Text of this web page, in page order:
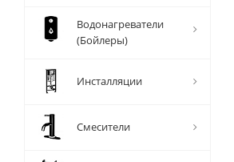
Водонагреватели
(Бойлеры)
Инсталляции
Смесители